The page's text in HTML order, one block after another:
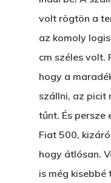
volt rögtön a
az komoly
cm széles volt.
hogy a
szállni, az picit
tűnt. És persze
Fiat 500,
hogy átlósan.
is még kisebbé